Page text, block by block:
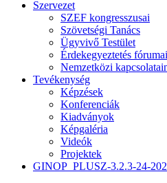
Szervezet
SZEF kongresszusai
Szövetségi Tanács
Ügyvivő Testület
Érdekegyeztetés fórumai
Nemzetközi
Tevékenység
Képzések
Konferenciák
Kiadványok
Képgaléria
Videók
Projektek
GINOP_PLUSZ-3.2.3-24-